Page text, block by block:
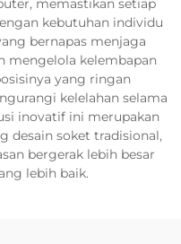
memastikan setiap
kebutuhan individu
bernapas menjaga
mengelola kelembapan
yang ringan
kelelahan selama
inovatif ini merupakan
desain soket tradisional,
bergerak lebih besar
lebih baik.